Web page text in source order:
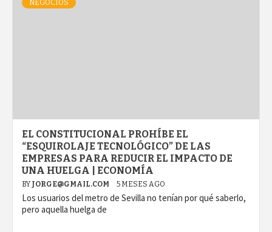
NEGOCIOS
EL CONSTITUCIONAL PROHÍBE EL
“ESQUIROLAJE TECNOLÓGICO” DE LAS
EMPRESAS PARA REDUCIR EL IMPACTO DE
UNA HUELGA | ECONOMÍA
BY JORGE@GMAIL.COM 5 MESES AGO
Los usuarios del metro de Sevilla no tenían por qué saberlo,
pero aquella huelga de